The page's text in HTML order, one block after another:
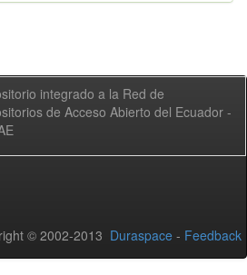
integrado a la Red de
de Acceso Abierto del Ecuador -
© 2002-2013 Duraspace - Feedback